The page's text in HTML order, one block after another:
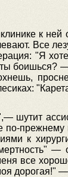
к ней
Все
"Я
ты
шутит
по-
к
все
дорогая!"